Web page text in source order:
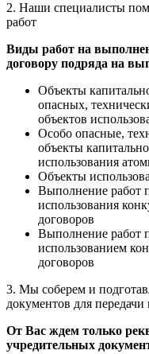
2. Наши специалисты
работ
Виды работ на
договору подряда на
Объекты
опасных,
объектов
Особо опасные,
объекты
использования
Объекты
Выполнение работ
использования
договоров
Выполнение работ
использованием
договоров
3. Мы соберем и
документов для
От Вас ждем только
учредительных